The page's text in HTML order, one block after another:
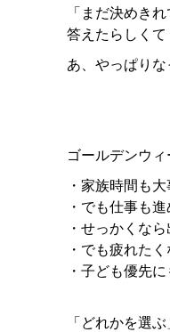
「まだ決めき
答えたらしくて
あ、やっぱり
ゴールデンウ
・家族時間も
・でも仕事も
・せっかくな
・でも疲れたく
・子ども優先
「どれかを選